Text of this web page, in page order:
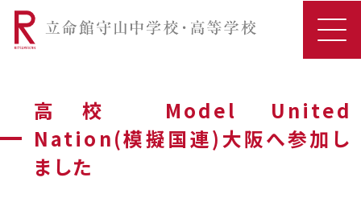
高校 Model United
Nation(模擬国連)大阪へ参加し
ました